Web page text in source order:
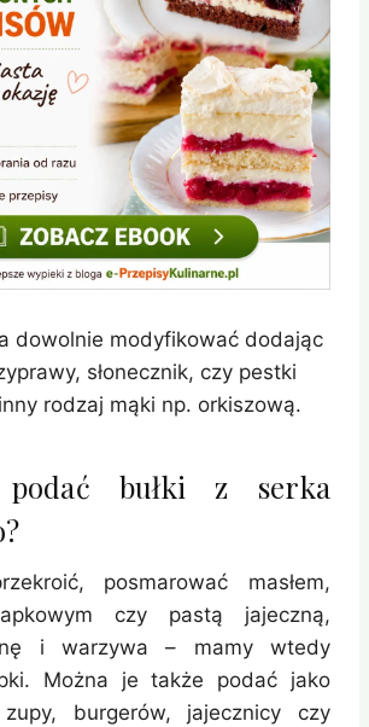
dowolnie modyfikować dodając
słonecznik, czy pestki
rodzaj mąki np. orkiszową.
bułki z serka
posmarować masłem,
czy pastą jajeczną,
i warzywa – mamy wtedy
Można je także podać jako
burgerów, jajecznicy czy